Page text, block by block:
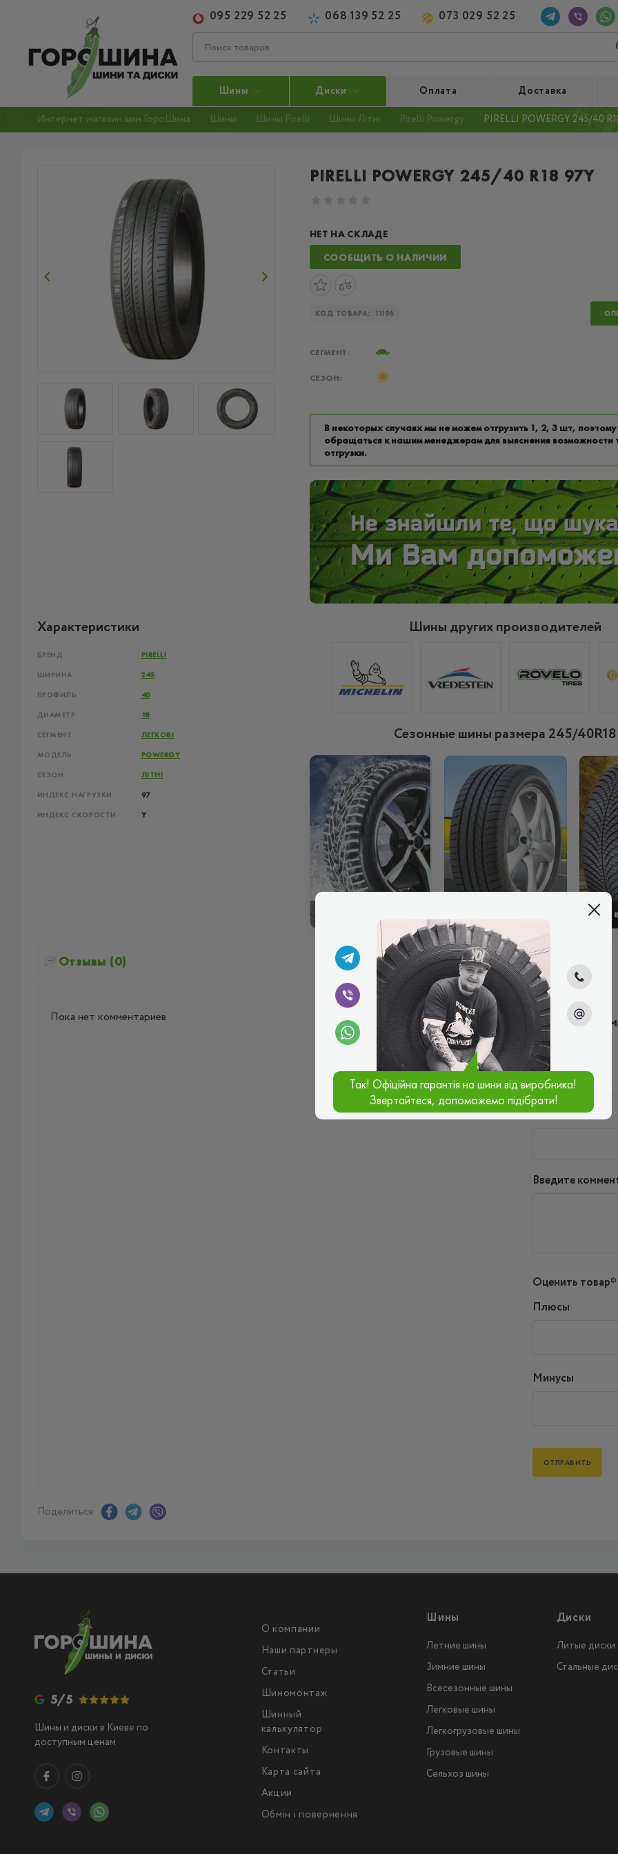
095 229 52 25 068 139 52 25 073 029 52 25
Шины Диски Оплата Доставка
Интернет-магазин шин ГороШина Шины Шины Pirelli Шины Літні Pirelli Powergy PIRELLI POWERGY 245/40
PIRELLI POWERGY 245/40 R18 97Y
НЕТ НА СКЛАДЕ
СООБЩИТЬ О НАЛИЧИИ
КОД ТОВАРА: 11196
СЕГМЕНТ:
СЕЗОН:
В некоторых случаях мы не можем отгрузить 1, 2, 3 шт,
обращаться к нашим менеджерам для выяснения возможности
отгрузки.
Характеристики
БРЕНД PIRELLI
ШИРИНА 245
ПРОФИЛЬ 40
ДИАМЕТР 18
СЕГМЕНТ ЛЕГКОВІ
МОДЕЛЬ POWERGY
СЕЗОН ЛІТНІ
ИНДЕКС НАГРУЗКИ 97
ИНДЕКС СКОРОСТИ Y
Шины других производителей
Сезонные шины размера 245/40R18
Отзывы (0)
Пока нет комментариев Написать
Имя*
Ваш e-mail*
Введите
Оценить товар*
Плюсы
Минусы
Поделиться:
5/5
Шины и диски в Киеве по
доступным ценам
О компании
Наши партнеры
Статьи
Шиномонтаж
Шинный
калькулятор
Контакты
Карта сайта
Акции
Обмін і повернення
Шины
Летние шины
Зимние шины
Всесезонные шины
Легковые шины
Легкогрузовые шины
Грузовые шины
Сельхоз шины
Диски
Литые диски
Стальные
Так! Офіційна гарантія на шини від виробника!
Звертайтеся, допоможемо підібрати!